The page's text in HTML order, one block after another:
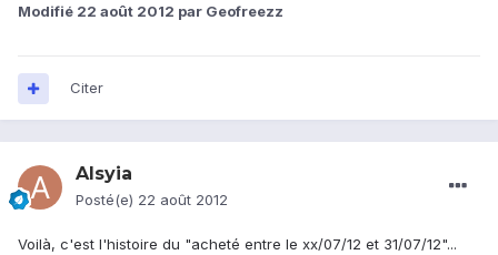
Modifié 22 août 2012 par Geofreezz
Citer
Alsyia
Posté(e) 22 août 2012
Voilà, c'est l'histoire du "acheté entre le xx/07/12 et 31/07/12"...